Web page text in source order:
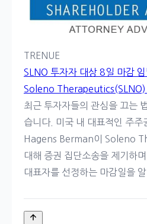
TRENUE
SLNO 투자자 대상 8일 마감
Soleno Therapeutics(SLNO)
최근 투자자들의 관심을 끄는
습니다. 미국 내 대표적인 주주
Hagens Berman이 Soleno
대해 증권 집단소송을 제기하
대표자를 선정하는 마감일을